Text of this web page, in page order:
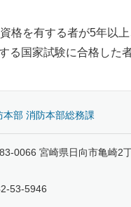
格を有する者が5年以
る国家試験に合格した
本部 消防本部総務課
0066 宮崎県日向市亀崎2
53-5946